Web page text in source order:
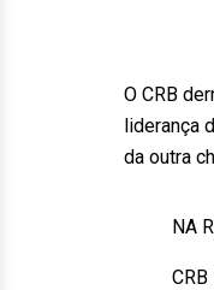
O CRB
liderança
da outra
NA
CRB